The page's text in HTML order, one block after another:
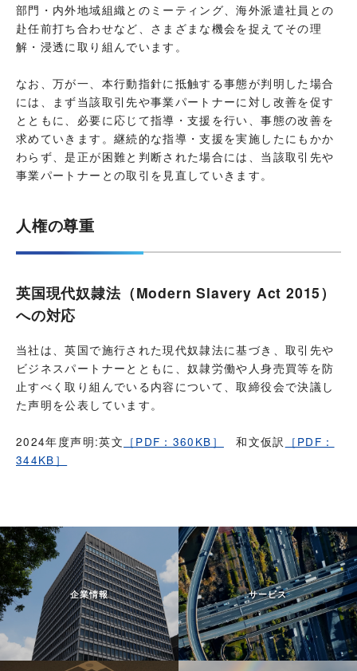
部門・内外地域組織とのミーティング、海外派遣社員との
赴任前打ち合わせなど、さまざまな機会を捉えてその理
解・浸透に取り組んでいます。
なお、万が一、本行動指針に抵触する事態が判明した場合
には、まず当該取引先や事業パートナーに対し改善を促す
とともに、必要に応じて指導・支援を行い、事態の改善を
求めていきます。継続的な指導・支援を実施したにもかか
わらず、是正が困難と判断された場合には、当該取引先や
事業パートナーとの取引を見直していきます。
人権の尊重
英国現代奴隷法（Modern Slavery Act 2015）
への対応
当社は、英国で施行された現代奴隷法に基づき、取引先や
ビジネスパートナーとともに、奴隷労働や人身売買等を防
止すべく取り組んでいる内容について、取締役会で決議し
た声明を公表しています。
2024年度声明:英文 ［PDF：360KB］ 和文仮訳
［PDF：
344KB］
企業情報 サービス